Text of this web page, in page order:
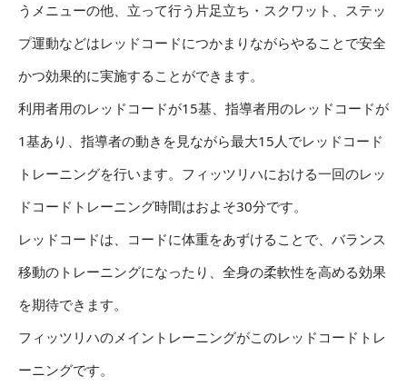
うメニューの他、立って行う片足立ち・スクワット、ステッ
プ運動などはレッドコードにつかまりながらやることで安全
かつ効果的に実施することができます。
利用者用のレッドコードが15基、指導者用のレッドコードが
1基あり、指導者の動きを見ながら最大15人でレッドコード
トレーニングを行います。フィッツリハにおける一回のレッ
ドコードトレーニング時間はおよそ30分です。
レッドコードは、コードに体重をあずけることで、バランス
移動のトレーニングになったり、全身の柔軟性を高める効果
を期待できます。
フィッツリハのメイントレーニングがこのレッドコードトレ
ーニングです。